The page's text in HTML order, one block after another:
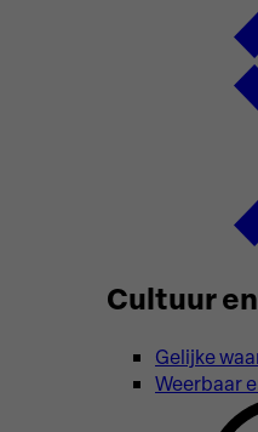
Cultuur
Gelijke
Weerbaar